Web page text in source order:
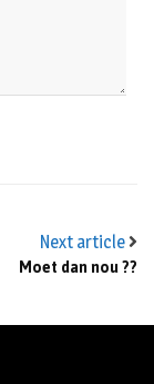
Next article
Moet dan nou ??